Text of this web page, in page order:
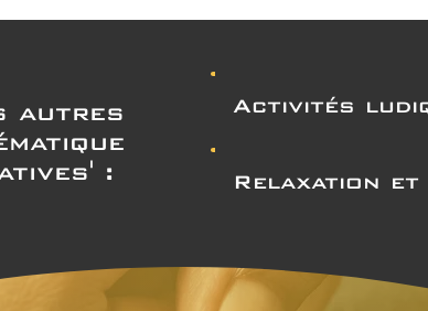
autres
:
Activités
Relaxation et